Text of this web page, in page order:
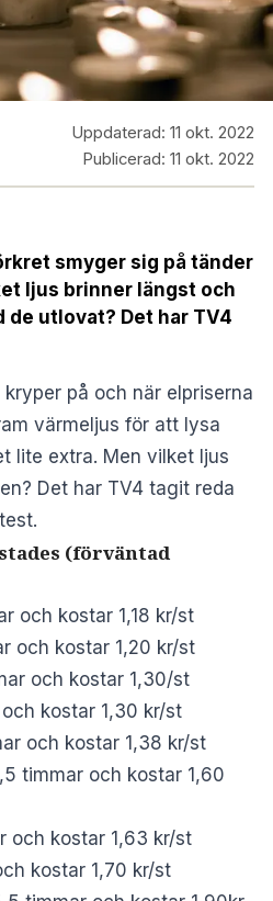
Uppdaterad: 11 okt. 2022
Publicerad: 11 okt. 2022
smyger sig på tänder
ljus brinner längst och
de utlovat? Det har TV4
på och när elpriserna
värmeljus för att lysa
lite extra. Men vilket ljus
Det har TV4 tagit reda
(förväntad
och kostar 1,18 kr/st
och kostar 1,20 kr/st
och kostar 1,30/st
kostar 1,30 kr/st
och kostar 1,38 kr/st
timmar och kostar 1,60
och kostar 1,63 kr/st
kostar 1,70 kr/st